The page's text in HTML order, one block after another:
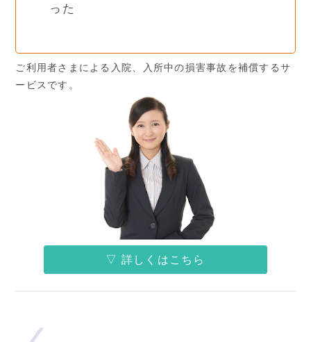
った
ご利用者さまによる入院、入所中の損害事故を補償するサ
ービスです。
▽ 詳しくはこちら